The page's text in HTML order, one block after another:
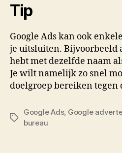
Tip
Google Ads kan ook
je uitsluiten. Bijvoorbeeld
hebt met dezelfde naam
Je wilt namelijk zo snel
doelgroep bereiken tegen
Tags
Google Ads, Google
bureau